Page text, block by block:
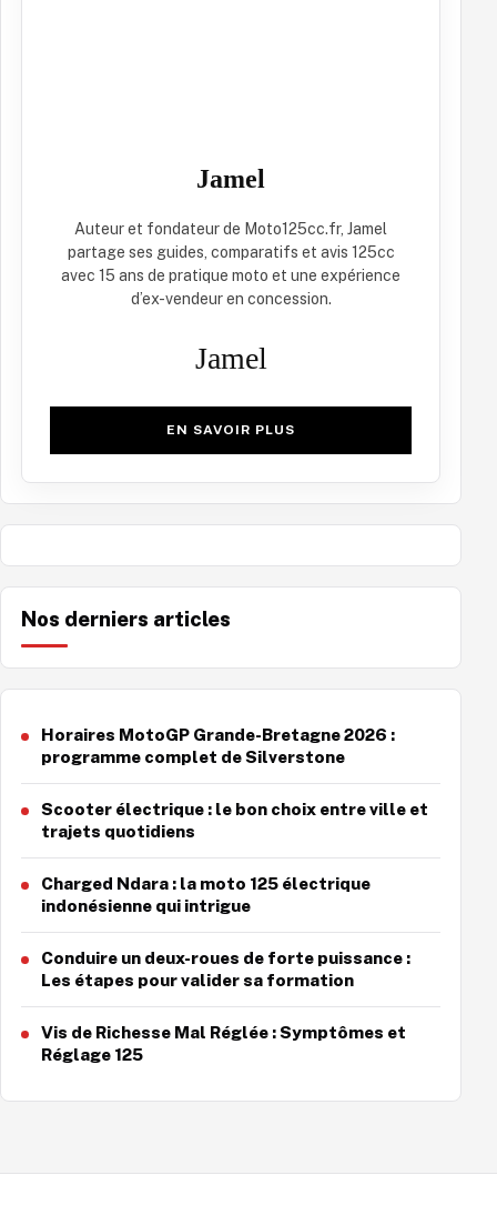
Jamel
Auteur et fondateur de Moto125cc.fr, Jamel
partage ses guides, comparatifs et avis 125cc
avec 15 ans de pratique moto et une expérience
d’ex-vendeur en concession.
Jamel
EN SAVOIR PLUS
Nos derniers articles
Horaires MotoGP Grande-Bretagne 2026 :
programme complet de Silverstone
Scooter électrique : le bon choix entre ville et
trajets quotidiens
Charged Ndara : la moto 125 électrique
indonésienne qui intrigue
Conduire un deux-roues de forte puissance :
Les étapes pour valider sa formation
Vis de Richesse Mal Réglée : Symptômes et
Réglage 125